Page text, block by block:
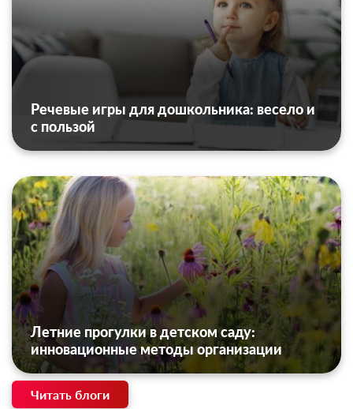
Речевые игры для дошкольника: весело и
с пользой
Летние прогулки в детском саду:
инновационные методы организации
Читать блоги